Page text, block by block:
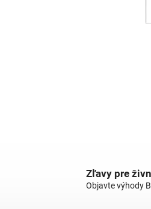
Zľavy pre
Objavte výhody